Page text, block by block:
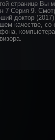
странице Вы
7 Серия 9.
доктор
качестве, со